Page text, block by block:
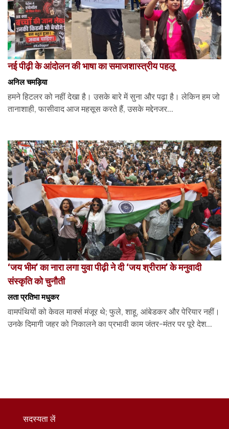
नई पीढ़ी के आंदोलन की भाषा का समाजशास्त्रीय पहलू
अनिल चमड़िया
हमने हिटलर को नहीं देखा है। उसके बारे में सुना और पढ़ा है। लेकिन हम जो
तानाशाही, फासीवाद आज महसूस करते हैं, उसके मद्देनजर...
‘जय भीम’ का नारा लगा युवा पीढ़ी ने दी ‘जय श्रीराम’ के मनुवादी
संस्कृति को चुनौती
लता प्रतिभा मधुकर
वामपंथियों को केवल मार्क्स मंजूर थे; फुले, शाहू, आंबेडकर और पेरियार नहीं।
उनके दिमागी जहर को निकालने का प्रभावी काम जंतर-मंतर पर पूरे देश...
सदस्यता लें